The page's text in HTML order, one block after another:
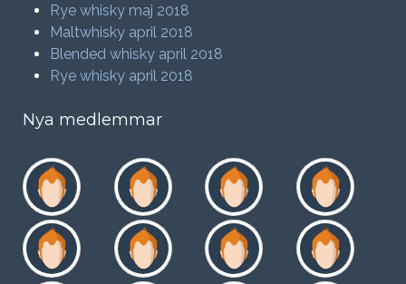
Rye whisky maj 2018
Maltwhisky april 2018
Blended whisky april 2018
Rye whisky april 2018
Nya medlemmar